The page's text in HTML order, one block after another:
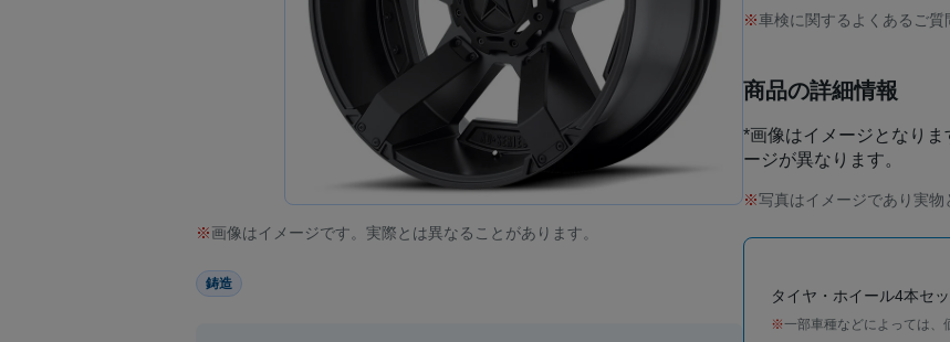
画像はイメージです。実際とは異なることがあります。
鋳造
車検に関するよくあるご質
商品の詳細情報
*画像はイメージとなり
ージが異なります。
写真はイメージであり実物
タイヤ・ホイール4本セ
一部車種などによっては、